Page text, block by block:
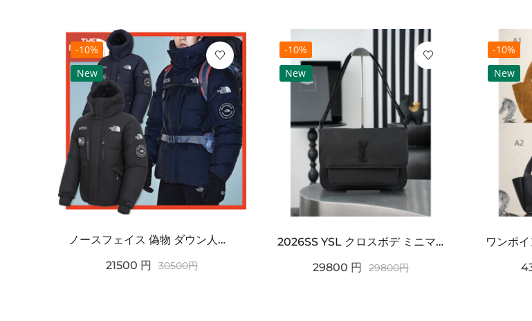
-10%
New
ノースフェイス 偽物 ダウン人気【THE NORTH FACE】M'S 7 SUMMIT HIM...
21500 円 30500円
-10%
New
2026SS YSL クロスボデ ミニマルフラップショルダー SAINT LAURENT サンロ...
29800 円 29800円
-10%
New